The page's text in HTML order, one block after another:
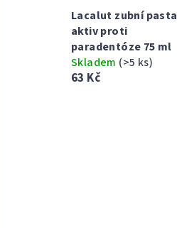
Lacalut zubní pasta
aktiv proti
paradentóze 75 ml
Skladem (>5 ks)
63 Kč